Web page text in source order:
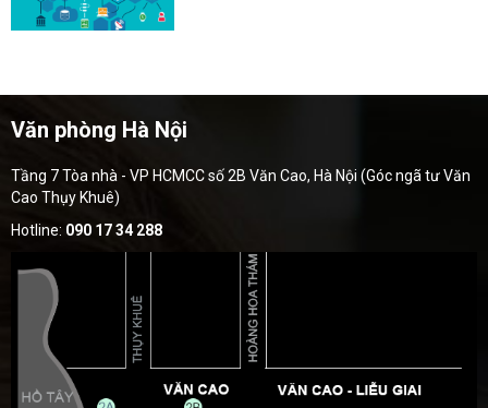
Văn phòng Hà Nội
Tầng 7 Tòa nhà - VP HCMCC số 2B Văn Cao, Hà Nội (Góc ngã tư Văn
Cao Thụy Khuê)
Hotline: 090 17 34 288